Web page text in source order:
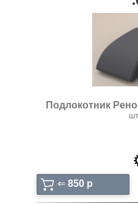
Подлокотник
⇐ 850 p